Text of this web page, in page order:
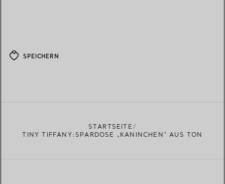
SPEICHERN
STARTSEITE
TINY TIFFANY:SPARDOSE „KANINCHEN“ AUS TON